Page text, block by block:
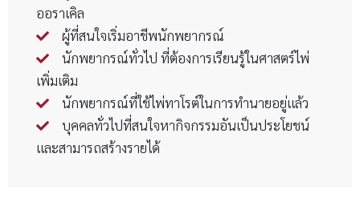
ออราเคิล
ผู้ที่สนใจเริ่มอาชีพนักพยากรณ์
นักพยากรณ์ทั่วไป ที่ต้องการเรียนรู้ในศาสตร์ไพ่
เพิ่มเติม
นักพยากรณ์ที่ใช้ไพ่ทาโรต์ในการทำนายอยู่แล้ว
บุคคลทั่วไปที่สนใจหากิจกรรมอันเป็นประโยชน์
และสามารถสร้างรายได้